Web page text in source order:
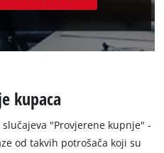
kupaca
"Provjerene kupnje" -
od takvih potrošača koji su